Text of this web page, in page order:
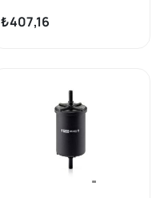
Modus, Twingo 1.2 16V
₺407,16